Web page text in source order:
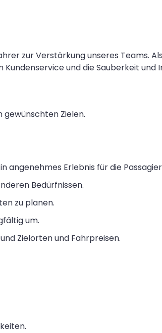
zur Verstärkung unseres Teams.
und die Sauberkeit und
gewünschten Zielen.
angenehmes Erlebnis für die
Bedürfnissen.
zu planen.
um.
Zielorten und Fahrpreisen.